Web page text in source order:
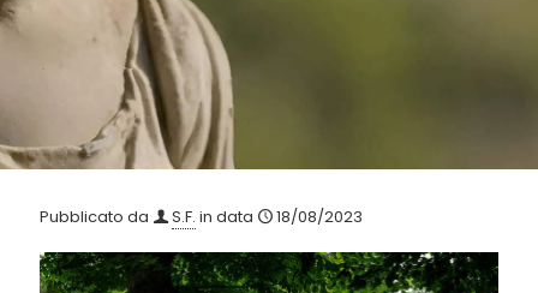
Pubblicato da S.F. in data 18/08/2023